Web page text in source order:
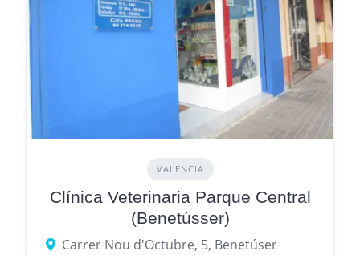
VALENCIA
Clínica Veterinaria Parque Central
(Benetússer)
Carrer Nou d'Octubre, 5, Benetúser